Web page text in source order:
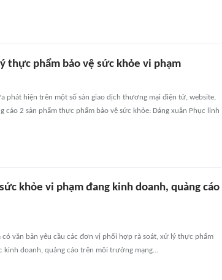
thực phẩm bảo vệ sức khỏe vi phạm
phát hiện trên một số sàn giao dịch thương mại điện tử, website,
cáo 2 sản phẩm thực phẩm bảo vệ sức khỏe: Dáng xuân Phục linh
khỏe vi phạm đang kinh doanh, quảng cáo
có văn bản yêu cầu các đơn vị phối hợp rà soát, xử lý thực phẩm
kinh doanh, quảng cáo trên môi trường mạng...